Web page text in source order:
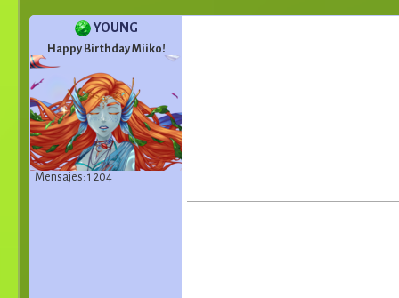
YOUNG
Happy Birthday Miiko!
Mensajes: 1 204